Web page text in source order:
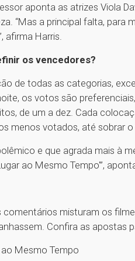
aponta as atrizes Viola
“Mas a principal falta, para
afirma Harris.
os vencedores?
de todas as categorias,
os votos são
de um a dez. Cada
menos votados, até sobrar o
e que agrada mais à
ao Mesmo Tempo'”,
misturam os
Confira as apostas
Mesmo Tempo